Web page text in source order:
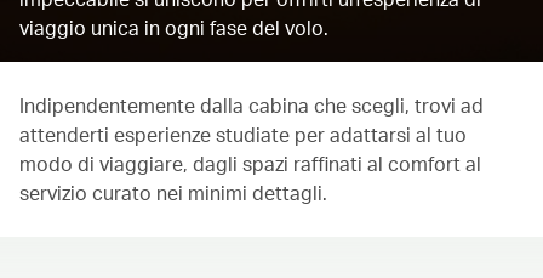
viaggio unica in ogni fase del volo.
Indipendentemente dalla cabina che scegli, trovi ad
attenderti esperienze studiate per adattarsi al tuo
modo di viaggiare, dagli spazi raffinati al comfort al
servizio curato nei minimi dettagli.